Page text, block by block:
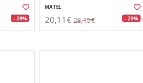
- 29%
MATEL
20,11€ 28,15€ - 29%